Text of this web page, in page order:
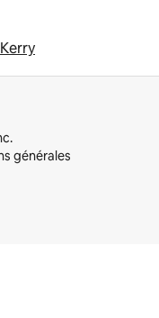
Kerry
générales